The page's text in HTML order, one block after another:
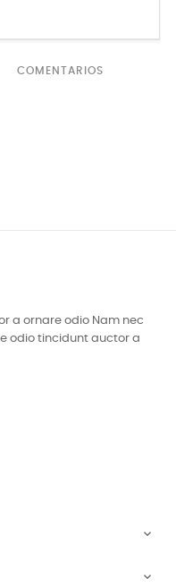
COMENTARIOS
a ornare odio Nam nec
odio tincidunt auctor a

